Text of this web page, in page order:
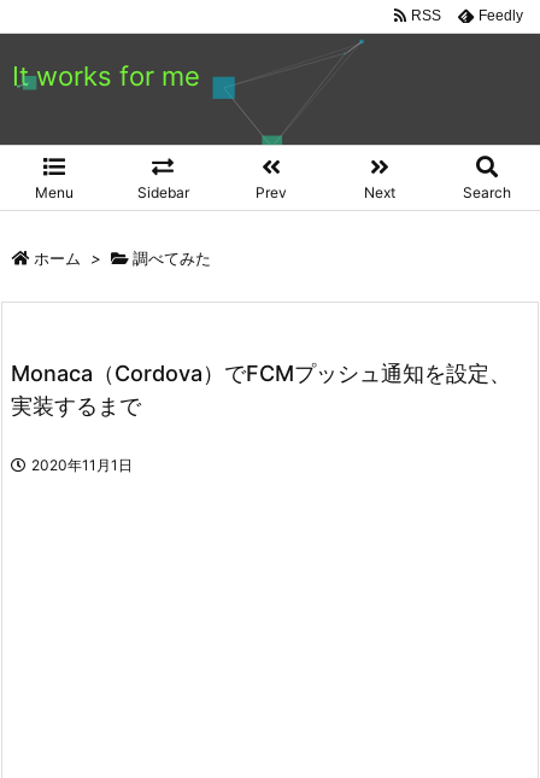
It works for me
Menu Sidebar Prev Next Search
RSS Feedly
ホーム > 調べてみた
Monaca（Cordova）でFCMプッシュ通知を設定、
実装するまで
2020年11月1日